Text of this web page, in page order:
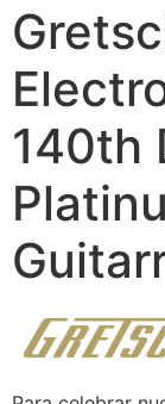
140th